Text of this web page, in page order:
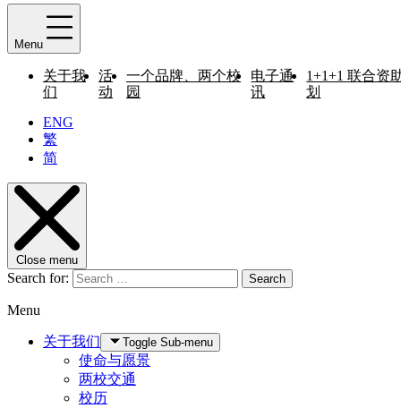
Menu
关于我
们
活
动
一个品牌、两个校
园
电子通
讯
1+1+1 联合资
划
ENG
繁
简
Close menu
Search for: Search
Menu
关于我们 Toggle Sub-menu
使命与愿景
两校交通
校历